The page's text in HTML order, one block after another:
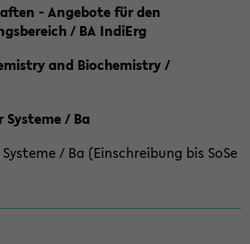
- Angebote für den
/ BA IndiErg
and Biochemistry /
/ Ba
/ Ba (Einschreibung bis SoSe